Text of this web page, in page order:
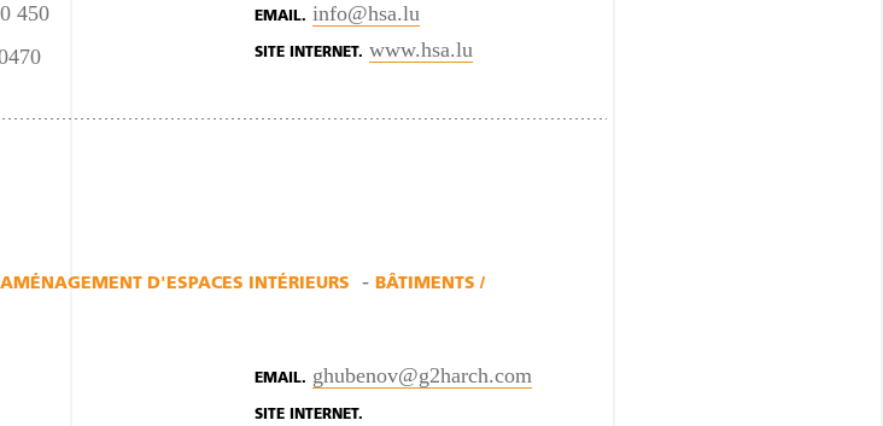
450 EMAIL. info@hsa.lu
SITE INTERNET. www.hsa.lu
AMÉNAGEMENT D'ESPACES INTÉRIEURS
BÂTIMENTS /
EMAIL. ghubenov@g2harch.com
SITE INTERNET.